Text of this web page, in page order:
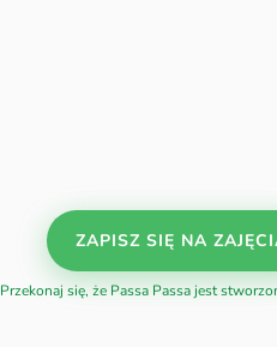
ZAPISZ SIĘ NA
Przekonaj się, że Passa Passa jest